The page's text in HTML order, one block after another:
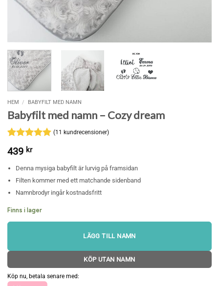
HEM / BABYFILT MED NAMN
Babyfilt med namn – Cozy dream
Betygsatt
av 5
kundrecensioner
(11 kundrecensioner)
439 kr
Denna mysiga babyfilt är lurvig på framsidan
Filten kommer med ett matchande sidenband
Namnbrodyr ingår kostnadsfritt
Finns i lager
LÄGG TILL NAMN
KÖP UTAN NAMN
Köp nu, betala senare med: